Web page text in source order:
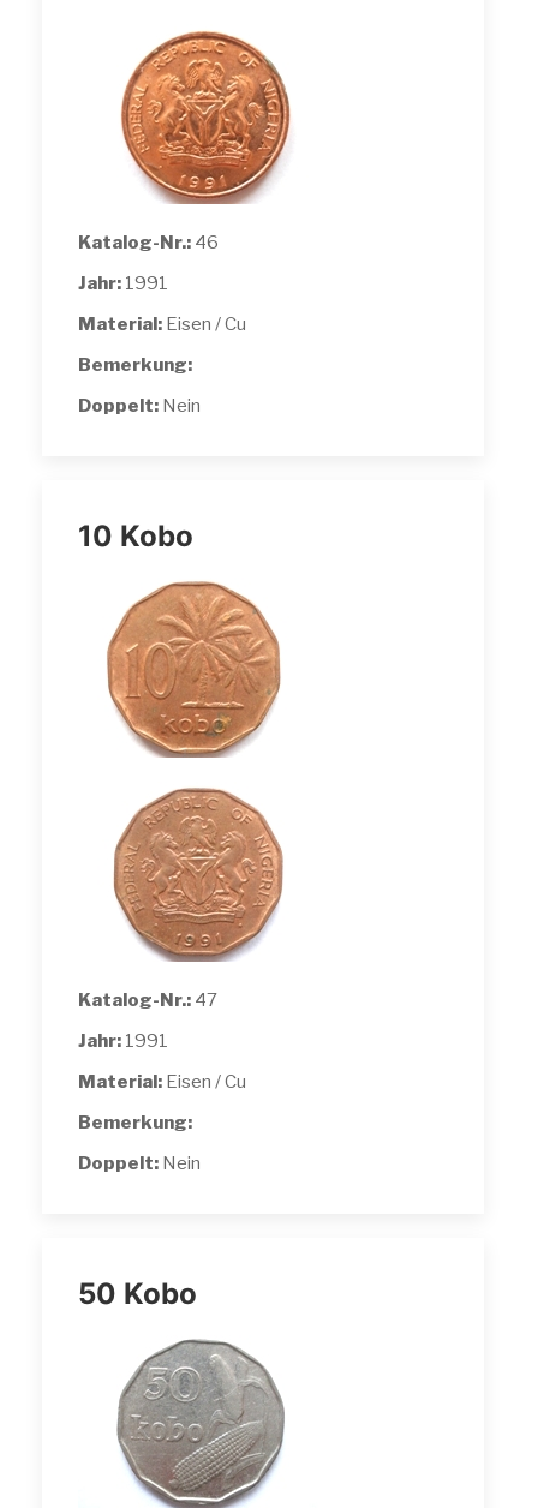
Katalog-Nr.: 46
Jahr: 1991
Material: Eisen / Cu
Bemerkung:
Doppelt: Nein
10 Kobo
Katalog-Nr.: 47
Jahr: 1991
Material: Eisen / Cu
Bemerkung:
Doppelt: Nein
50 Kobo